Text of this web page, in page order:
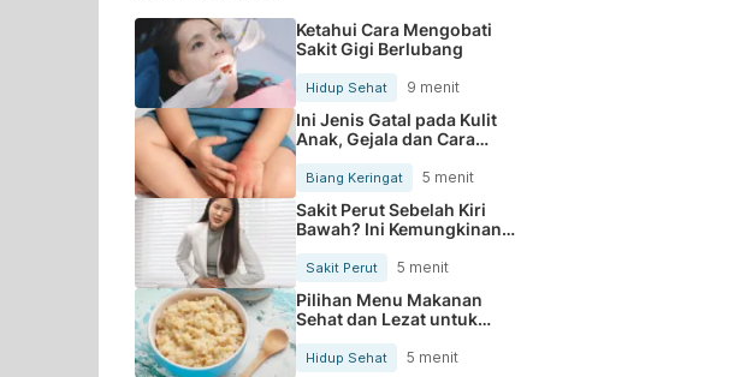
Ketahui Cara Mengobati
Sakit Gigi Berlubang
Hidup Sehat 9 menit
Ini Jenis Gatal pada Kulit
Anak, Gejala dan Cara
Mengobatinya
Biang Keringat 5 menit
Sakit Perut Sebelah Kiri
Bawah? Ini Kemungkinan
Sakit Perut 5 menit
Pilihan Menu Makanan
Sehat dan Lezat untuk
Mengurangi Kolesterol
Hidup Sehat 5 menit